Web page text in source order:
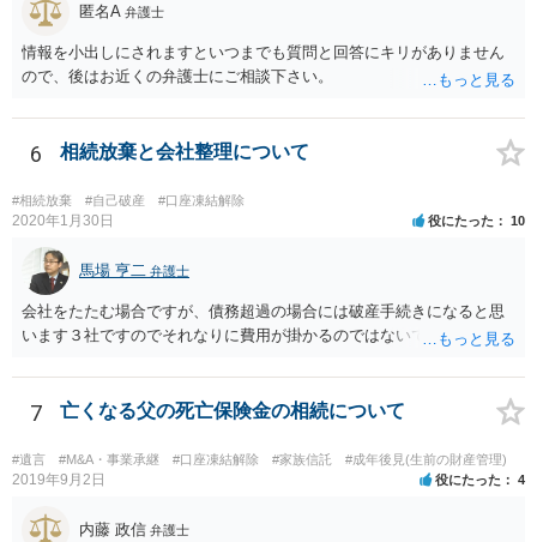
匿名A 弁護士
情報を小出しにされますといつまでも質問と回答にキリがありません
ので、後はお近くの弁護士にご相談下さい。
6 相続放棄と会社整理について
#相続放棄 #自己破産 #口座凍結解除
2020年1月30日 役にたった 10
馬場 亨二 弁護士
会社をたたむ場合ですが、債務超過の場合には破産手続きになると思
います３社ですのでそれなりに費用が掛かるのではないでしょうか。
7 亡くなる父の死亡保険金の相続について
#遺言 #M&A・事業承継 #口座凍結解除 #家族信託 #成年後見(生前の財産管理)
2019年9月2日 役にたった 4
内藤 政信 弁護士